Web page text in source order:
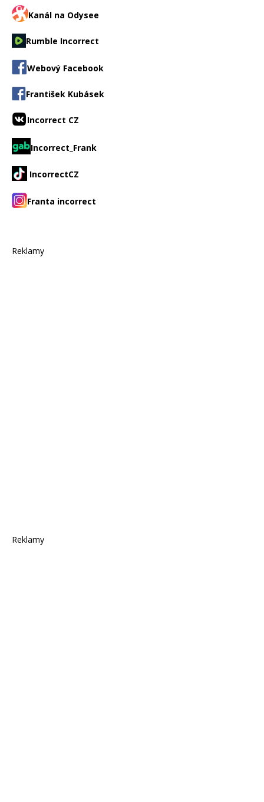
Kanál na Odysee
Rumble Incorrect
Webový Facebook
František Kubásek
Incorrect CZ
Incorrect_Frank
IncorrectCZ
Franta incorrect
Reklamy
Reklamy